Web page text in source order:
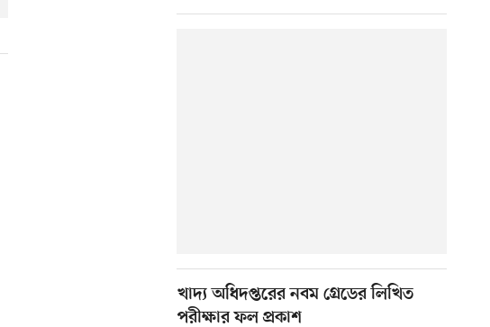
খাদ্য অধিদপ্তরের নবম গ্রেডের লিখিত
পরীক্ষার ফল প্রকাশ